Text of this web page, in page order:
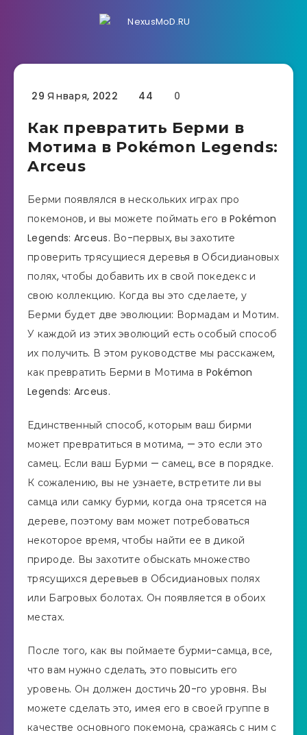
29 Января, 2022 44 0
Как превратить Берми в
Мотима в Pokémon Legends:
Arceus
Берми появлялся в нескольких играх про
покемонов, и вы можете поймать его в Pokémon
Legends: Arceus. Во-первых, вы захотите
проверить трясущиеся деревья в Обсидиановых
полях, чтобы добавить их в свой покедекс и
свою коллекцию. Когда вы это сделаете, у
Берми будет две эволюции: Вормадам и Мотим.
У каждой из этих эволюций есть особый способ
их получить. В этом руководстве мы расскажем,
как превратить Берми в Мотима в Pokémon
Legends: Arceus.
Единственный способ, которым ваш бирми
может превратиться в мотима, — это если это
самец. Если ваш Бурми — самец, все в порядке.
К сожалению, вы не узнаете, встретите ли вы
самца или самку бурми, когда она трясется на
дереве, поэтому вам может потребоваться
некоторое время, чтобы найти ее в дикой
природе. Вы захотите обыскать множество
трясущихся деревьев в Обсидиановых полях
или Багровых болотах. Он появляется в обоих
местах.
После того, как вы поймаете бурми-самца, все,
что вам нужно сделать, это повысить его
уровень. Он должен достичь 20-го уровня. Вы
можете сделать это, имея его в своей группе в
качестве основного покемона, сражаясь с ним с